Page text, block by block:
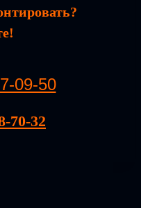
09-50
70-32